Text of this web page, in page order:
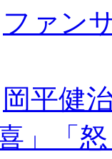
ファン
岡平健
」「